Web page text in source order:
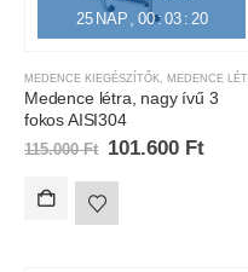
25 NAP 00: 03 : 20
MEDENCE KIEGÉSZÍTŐK MEDENCE LÉTRÁK
Medence létra, nagy ívű 3
fokos AISI304
115.000Ft 101.600 Ft